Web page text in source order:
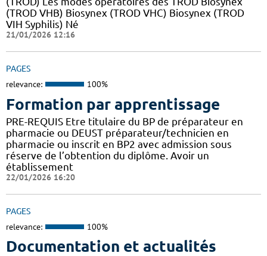
(TROD VHB) Biosynex (TROD VHC) Biosynex (TROD
VIH Syphilis) Né
21/01/2026 12:16
PAGES
relevance: 100%
Formation par apprentissage
PRE-REQUIS Etre titulaire du BP de préparateur en
pharmacie ou DEUST préparateur/technicien en
pharmacie ou inscrit en BP2 avec admission sous
réserve de l’obtention du diplôme. Avoir un
établissement
22/01/2026 16:20
PAGES
relevance: 100%
Documentation et actualités